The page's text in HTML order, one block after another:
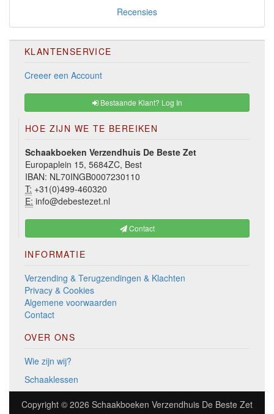
Recensies
KLANTENSERVICE
Creeer een Account
Bestaande Klant? Log In
HOE ZIJN WE TE BEREIKEN
Schaakboeken Verzendhuis De Beste Zet
Europaplein 15, 5684ZC, Best
IBAN: NL70INGB0007230110
T: +31(0)499-460320
E: info@debestezet.nl
Contact
INFORMATIE
Verzending & Terugzendingen & Klachten
Privacy & Cookies
Algemene voorwaarden
Contact
OVER ONS
Wie zijn wij?
Schaaklessen
Copyright © 2026 Schaakboeken Verzendhuis De Beste Zet